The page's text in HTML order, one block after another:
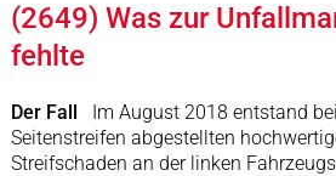
(2649) Was zur
fehlte
Der Fall
Im August 2018 entstand
Seitenstreifen abgestellten
Streifschaden an der linken